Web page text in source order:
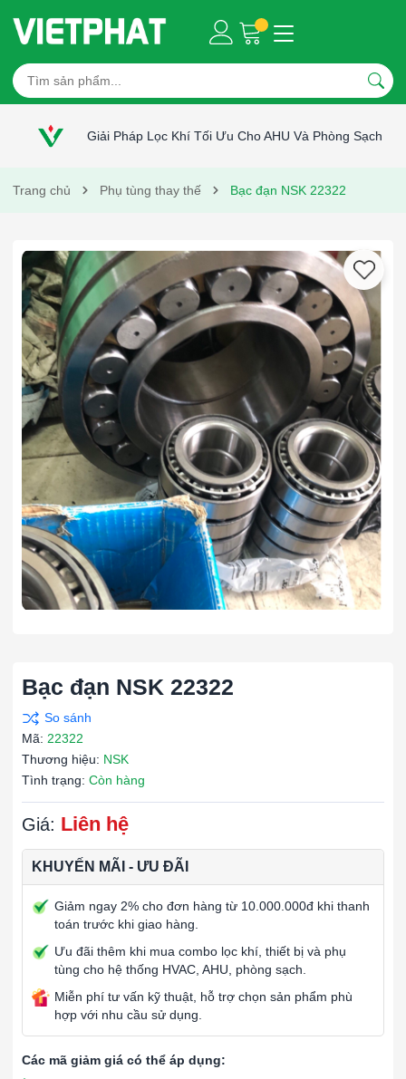
Giải Pháp Lọc Khí Tối Ưu Cho AHU Và Phòng Sạch
Trang chủ Phụ tùng thay thế Bạc đạn NSK 22322
Bạc đạn NSK 22322
Mã: 22322
Thương hiệu: NSK
Tình trạng: Còn hàng
Giá: Liên hệ
KHUYẾN MÃI - ƯU ĐÃI
Giảm ngay 2% cho đơn hàng từ 10.000.000đ khi thanh
toán trước khi giao hàng.
Ưu đãi thêm khi mua combo lọc khí, thiết bị và phụ
tùng cho hệ thống HVAC, AHU, phòng sạch.
Miễn phí tư vấn kỹ thuật, hỗ trợ chọn sản phẩm phù
hợp với nhu cầu sử dụng.
Các mã giảm giá có thể áp dụng: